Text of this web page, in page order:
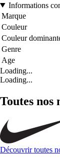
Informations
Marque
Couleur
Couleur
Genre
Age
Loading...
Loading...
Toutes nos
Découvrir toutes